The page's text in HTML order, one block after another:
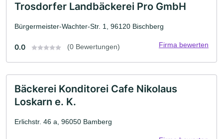
Trosdorfer Landbäckerei Pro GmbH
Bürgermeister-Wachter-Str. 1, 96120 Bischberg
0.0 (0 Bewertungen) Firma bewerten
Bäckerei Konditorei Cafe Nikolaus
Loskarn e. K.
Erlichstr. 46 a, 96050 Bamberg